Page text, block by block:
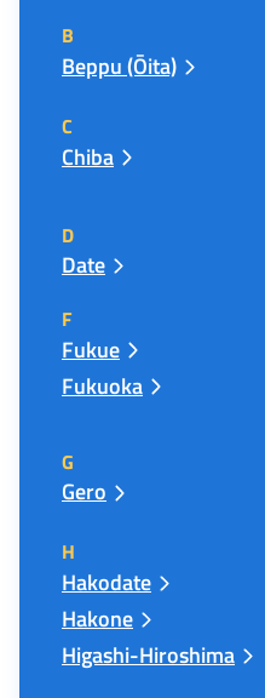
B
Beppu (Ōita)
C
Chiba
D
Date
F
Fukue
Fukuoka
G
Gero
H
Hakodate
Hakone
Higashi-Hiroshima